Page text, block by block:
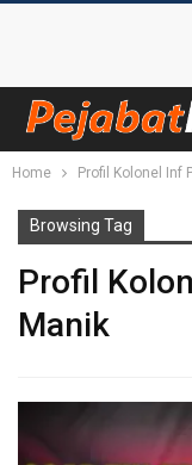
Home Profil Kolonel Inf
Browsing Tag
Profil
Manik